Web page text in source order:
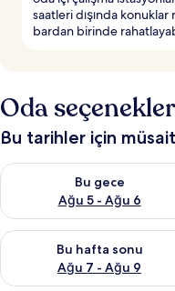
saatleri dışında
bardan birinde
Oda
Bu tarihler için
Bu gece
Ağu 5 - Ağu 6
Bu gece için müsaitliği
Bu hafta sonu
Ağu 7 - Ağu 9
Bu hafta sonu için